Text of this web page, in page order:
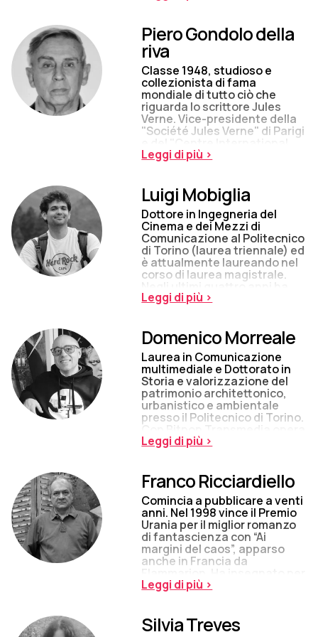
narratologia, analisi dei testi
audiovisivi e semiotica del
testo. Membro del Consiglio
direttivo e responsabile
dell'organizzazione didattica
del Master di primo livello in
Comunicazione d’Impresa,
nel quale...
Piero Gondolo della
riva
Classe 1948, studioso e
collezionista di fama
mondiale di tutto ciò che
riguarda lo scrittore Jules
Verne. Vice-presidente della
"Société Jules Verne" di Parigi
Jules Verne" di
Jules Verne". Autore di
innumerevoli articoli e della
prima bibliografia di Jules
Verne (1977-85). Studioso e
collezionista altresì del
futuro immaginario (ciò che
ha preceduto la
fantascienza). Nel 1995 ha...
Leggi di più >
Luigi Mobiglia
Dottore in Ingegneria del
Cinema e dei Mezzi di
Comunicazione al Politecnico
di Torino (laurea triennale) ed
è attualmente laureando nel
corso di laurea magistrale.
Negli ultimi quattro anni ha
ricoperto come lavoratore
Leggi di più >
Domenico Morreale
Laurea in Comunicazione
multimediale e Dottorato in
Storia e valorizzazione del
patrimonio architettonico,
urbanistico e ambientale
presso il Politecnico di Torino.
Con Bitpop Transmedia opera
nell’ambito della formazione
realizzando progetti per
soggetti pubblici e privati. Da
settembre 2018 collabora
come esperto della
produzione audiovisiva e
multimediale con l’Istituto
Nazionale di
Documentazione,
Leggi di più >
Franco Ricciardiello
Comincia a pubblicare a venti
anni. Nel 1998 vince il Premio
Urania per il miglior romanzo
di fantascienza con “Ai
margini del caos”, apparso
anche in Francia da
quasi vent’anni scrittura
(Rizzoli-Bompiani) con i
capitoli dedicati allo stile
Leggi di più >
Silvia Treves